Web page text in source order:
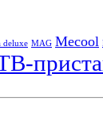
deluxe MAG Mecool